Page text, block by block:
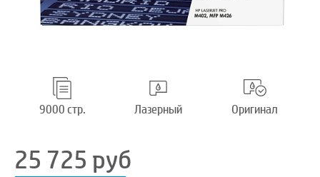
9000 стр. Лазерный Оригинал
25 725 руб